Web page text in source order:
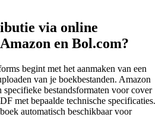
via online
en Bol.com?
begint met het aanmaken van een
van je boekbestanden. Amazon
bestandsformaten voor cover
met bepaalde technische specificaties.
automatisch beschikbaar voor